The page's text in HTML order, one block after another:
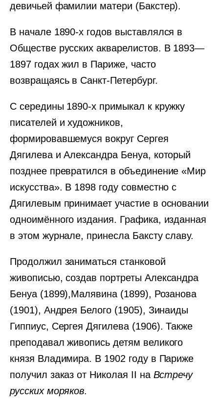
девичьей фамилии матери (Бакстер).
В начале 1890-х годов выставлялся в
Обществе русских акварелистов. В 1893—
1897 годах жил в Париже, часто
возвращаясь в Санкт-Петербург.
С середины 1890-х примыкал к кружку
писателей и художников,
формировавшемуся вокруг Сергея
Дягилева и Александра Бенуа, который
позднее превратился в объединение «Мир
искусства». В 1898 году совместно с
Дягилевым принимает участие в основании
одноимённого издания. Графика, изданная
в этом журнале, принесла Баксту славу.
Продолжил заниматься станковой
живописью, создав портреты Александра
Бенуа (1899),Малявина (1899), Розанова
(1901), Андрея Белого (1905), Зинаиды
Гиппиус, Сергея Дягилева (1906). Также
преподавал живопись детям великого
князя Владимира. В 1902 году в Париже
получил заказ от Николая II на Встречу
русских моряков.